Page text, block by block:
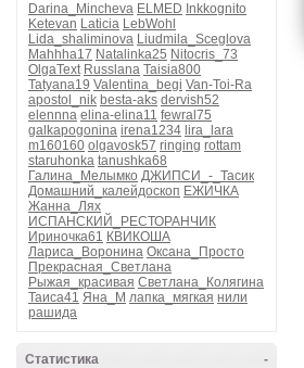
Darina_Mincheva ELMED Inkkognito
Ketevan Laticia LebWohl
Lida_shaliminova Liudmila_Sceglova
Mahhha17 Natalinka25 Nitocris_73
OlgaText Russlana Taisia800
Tatyana19 Valentina_begi Van-Toi-Ra
apostol_nik besta-aks dervish52
elennna elina-elina11 fewral75
galkapogonina irena1234 lira_lara
m160160 olgavosk57 ringing rottam
staruhonka tanushka68
Галина_Мелымко ДЖИПСИ_-_Тасик
Домашний_калейдоскоп ЕЖИЧКА
Жанна_Лях
ИСПАНСКИЙ_РЕСТОРАНЧИК
Ириночка61 КВИКОША
Лариса_Воронина Оксана_Просто
Прекрасная_Светлана
Рыжая_красивая Светлана_Колягина
Таиса41 Яна_М лапка_мягкая нили
рашида
-
Статистика